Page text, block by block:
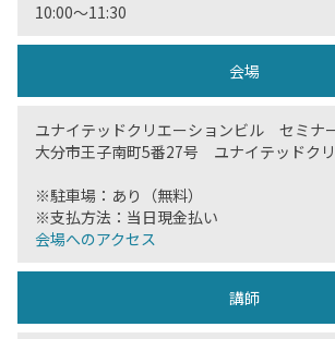
10:00〜11:30
会場
ユナイテッドクリエーションビル セミナ
大分市王子南町5番27号 ユナイテッドク
※駐車場：あり（無料）
※支払方法：当日現金払い
会場へのアクセス
講師